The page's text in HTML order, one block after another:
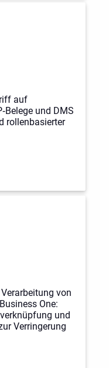
auf
und DMS
rollenbasierter
von
One:
und
Verringerung